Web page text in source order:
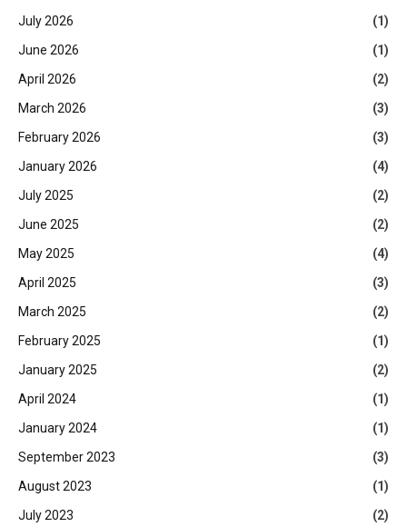
July 2026
(1)
June 2026
(1)
April 2026
(2)
March 2026
(3)
February 2026
(3)
January 2026
(4)
July 2025
(2)
June 2025
(2)
May 2025
(4)
April 2025
(3)
March 2025
(2)
February 2025
(1)
January 2025
(2)
April 2024
(1)
January 2024
(1)
September 2023
(3)
August 2023
(1)
July 2023
(2)